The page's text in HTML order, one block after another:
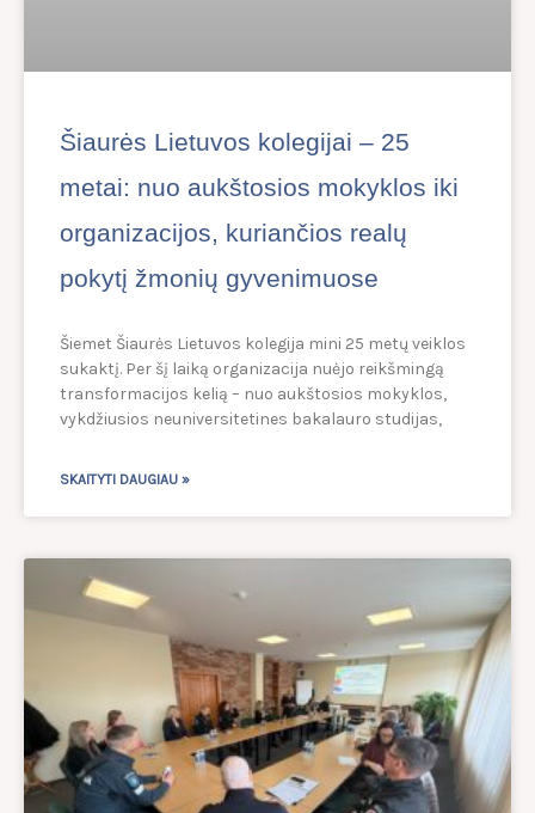
Šiaurės Lietuvos kolegijai – 25
metai: nuo aukštosios mokyklos iki
organizacijos, kuriančios realų
pokytį žmonių gyvenimuose
Šiemet Šiaurės Lietuvos kolegija mini 25 metų veiklos
sukaktį. Per šį laiką organizacija nuėjo reikšmingą
transformacijos kelią – nuo aukštosios mokyklos,
vykdžiusios neuniversitetines bakalauro studijas,
SKAITYTI DAUGIAU »